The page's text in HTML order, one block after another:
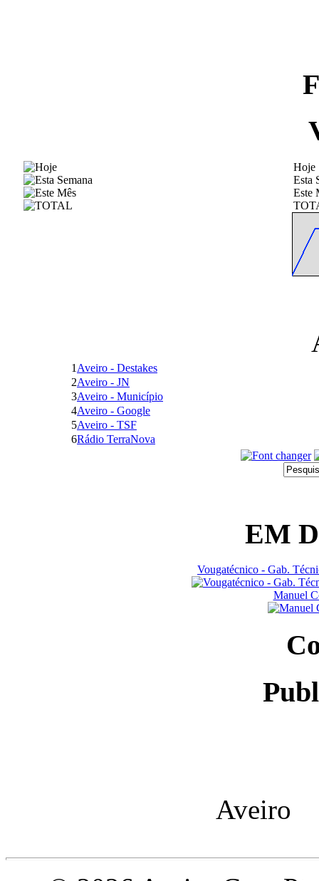
Hoje
Esta
Este
1 Aveiro - Destakes
2Aveiro - JN
3Aveiro - Município
4Aveiro - Google
5Aveiro - TSF
6Rádio TerraNova
EM
Vougatécnico - Gab.
Manuel
Aveiro